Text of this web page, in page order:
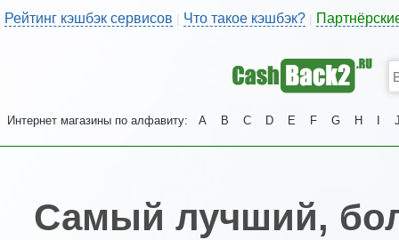
Рейтинг кэшбэк сервисов | Что такое кэшбэк?
Интернет магазины по алфавиту: A B C D E F G H
Самый лучший,